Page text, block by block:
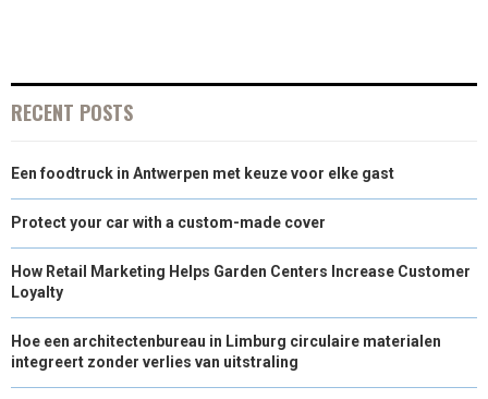
RECENT POSTS
Een foodtruck in Antwerpen met keuze voor elke gast
Protect your car with a custom-made cover
How Retail Marketing Helps Garden Centers Increase Customer
Loyalty
Hoe een architectenbureau in Limburg circulaire materialen
integreert zonder verlies van uitstraling